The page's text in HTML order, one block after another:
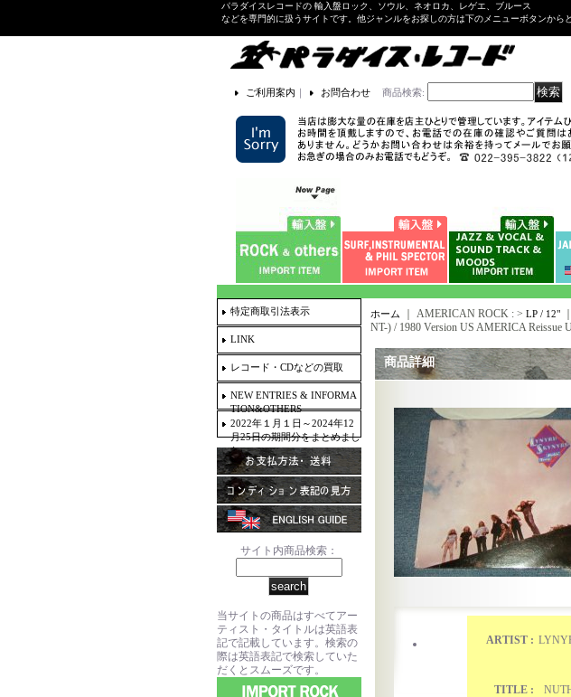
パラダイスレコードの 輸入盤ロック、ソウル、ネオロカ、レゲエ、ブルース
などを専門的に扱うサイトです。他ジャンルをお探しの方は下のメニューボタンからど
ご利用案内 ｜ お問合わせ 商品検索:
特定商取引法表示
LINK
レコード・CDなどの買取
NEW ENTRIES & INFORMA
TION&OTHERS
2022年１月１日～2024年12
月25日の期間分をまとめまし
た。
サイト内商品検索：
当サイトの商品はすべてアー
ティスト・タイトルは英語表
記で記載しています。検索の
際は英語表記で検索していた
だくとスムーズです。
ホーム ｜ AMERICAN ROCK : > LP / 12"｜
NT-) / 1980 Version US AMERICA Reissue
商品詳細
ARTIST :
TITLE :